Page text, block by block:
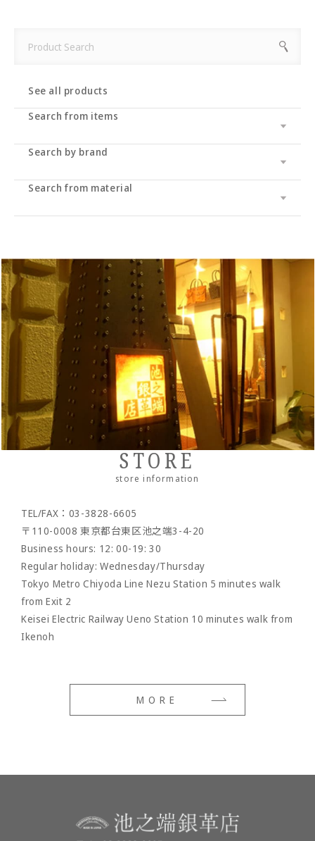
See all products
Search from items
Leather wallet / leather wallet
・long wallet
・Compact wallet
・Slim wallet
・Money clip
・Neck/shoulder wallet
・Zipper wallet
Accessory
・Pass case/ID holder
- Key case/key chain
・Stationery
- System notebook/memo pad
- pencil case
・accessories
- bracelet
・belt
- Dress belt
- Casual belt
- Mesh belt
・others
- Mobile ashtray/smoking utensils
-Wallet chain/
Wallet rope
- Clock/Clock accessories
- Maintenance goods
- option
・Shoulder bag/backpack
・Clutch bag
・Pouch/mini pouch/mini bag
- Pocket bag
- Sakosh
Search by brand
Cramp
Cramp Classic
Haru
IKENOHATA GINKAWATEN
Other
Search from material
Italian shoulder
Italian Schrink
Pueblo
Cordovan
Sukumo
Others by leather material
Reserved product
STORE
store information
TEL/FAX：03-3828-6605
〒110-0008 東京都台東区池之端3-4-20
Business hours: 12: 00-19: 30
Regular holiday: Wednesday/Thursday
Tokyo Metro Chiyoda Line Nezu Station 5 minutes walk
from Exit 2
Keisei Electric Railway Ueno Station 10 minutes walk from
Ikenoh
MORE